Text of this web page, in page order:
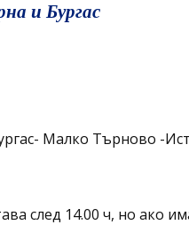
и Бургас
Малко Търново -
след 14.00 ч, но ако